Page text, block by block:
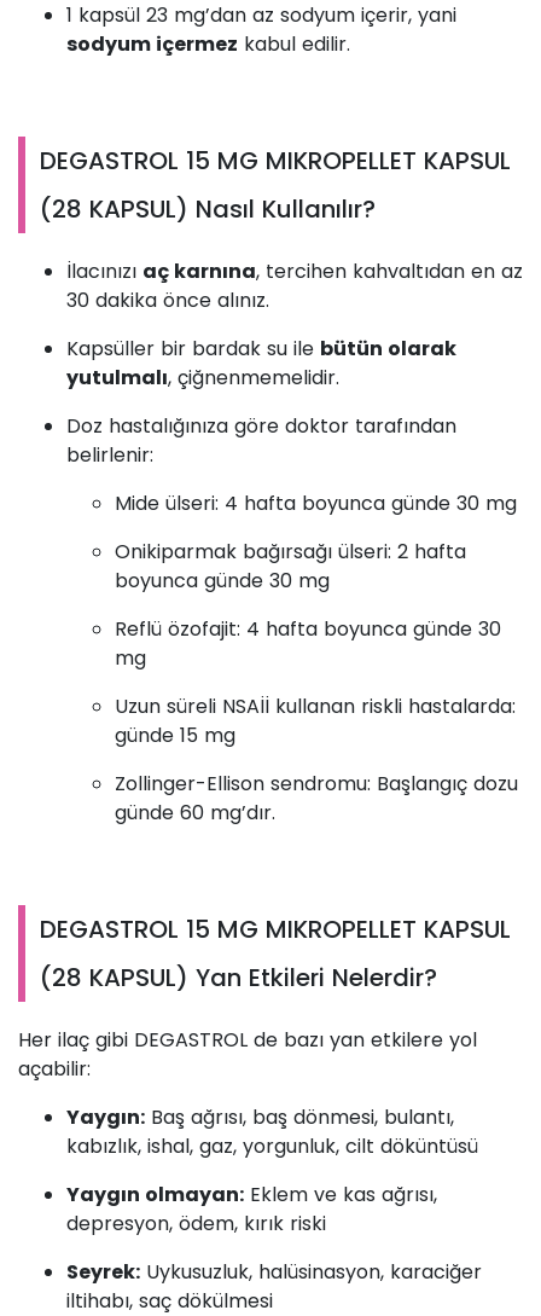
1 kapsül 23 mg’dan az sodyum içerir, yani
sodyum içermez kabul edilir.
DEGASTROL 15 MG MIKROPELLET KAPSUL
(28 KAPSUL) Nasıl Kullanılır?
İlacınızı aç karnına, tercihen kahvaltıdan en az
30 dakika önce alınız.
Kapsüller bir bardak su ile bütün olarak
yutulmalı, çiğnenmemelidir.
Doz hastalığınıza göre doktor tarafından
belirlenir:
Mide ülseri: 4 hafta boyunca günde 30 mg
Onikiparmak bağırsağı ülseri: 2 hafta
boyunca günde 30 mg
Reflü özofajit: 4 hafta boyunca günde 30
mg
Uzun süreli NSAİİ kullanan riskli hastalarda:
günde 15 mg
Zollinger-Ellison sendromu: Başlangıç dozu
günde 60 mg’dır.
DEGASTROL 15 MG MIKROPELLET KAPSUL
(28 KAPSUL) Yan Etkileri Nelerdir?
Her ilaç gibi DEGASTROL de bazı yan etkilere yol
açabilir:
Yaygın: Baş ağrısı, baş dönmesi, bulantı,
kabızlık, ishal, gaz, yorgunluk, cilt döküntüsü
Yaygın olmayan: Eklem ve kas ağrısı,
depresyon, ödem, kırık riski
Seyrek: Uykusuzluk, halüsinasyon, karaciğer
iltihabı, saç dökülmesi